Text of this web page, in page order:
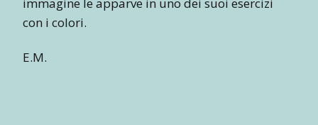
con i colori.
E.M.